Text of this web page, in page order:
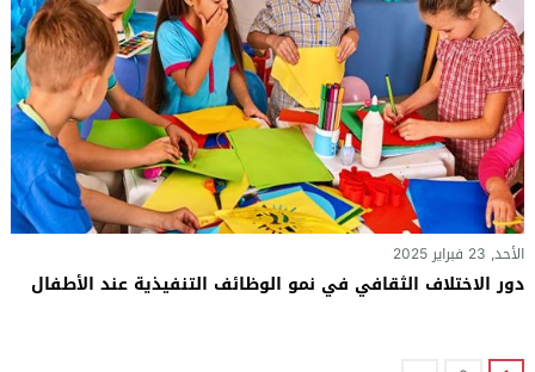
الأحد, 23 فبراير 2025
دور الاختلاف الثقافي في نمو الوظائف التنفيذية عند الأطفال